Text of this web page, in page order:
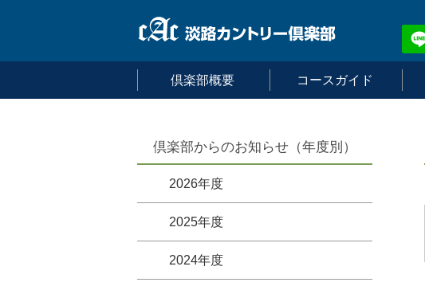
倶楽部概要 コースガイド
倶楽部からのお知らせ（年度別）
2026年度
2025年度
2024年度